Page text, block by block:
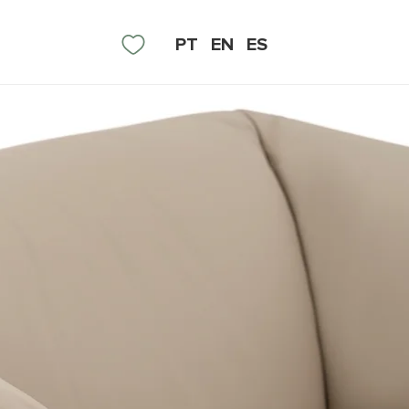
PT EN ES